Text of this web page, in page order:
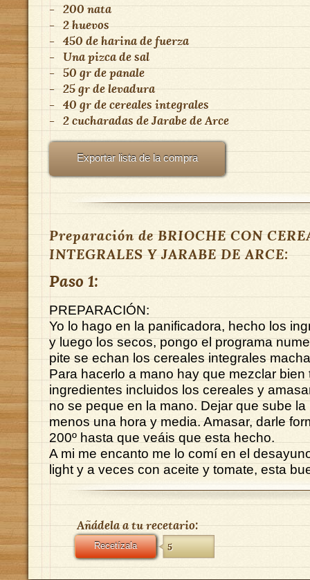
- 200 nata
- 2 huevos
- 450 de harina de fuerza
- Una pizca de sal
- 50 gr de panale
- 25 gr de levadura
- 40 gr de cereales integrales
- 2 cucharadas de Jarabe de Arce
Exportar lista de la compra
Preparación de BRIOCHE CON
INTEGRALES Y JARABE DE ARCE:
Paso 1:
PREPARACIÓN:
Yo lo hago en la panificadora, hecho los
y luego los secos, pongo el programa
pite se echan los cereales integrales
Para hacerlo a mano hay que mezclar bien
ingredientes incluidos los cereales y
no se peque en la mano. Dejar que sube la
menos una hora y media. Amasar, darle
200º hasta que veáis que esta hecho.
A mi me encanto me lo comí en el
light y a veces con aceite y tomate, esta
Añádela a tu recetario:
Recetízala 5